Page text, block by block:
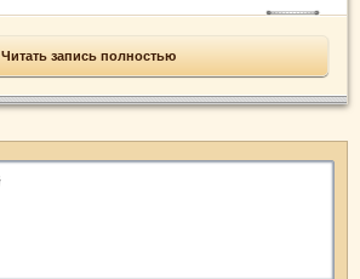
Читать запись полностью